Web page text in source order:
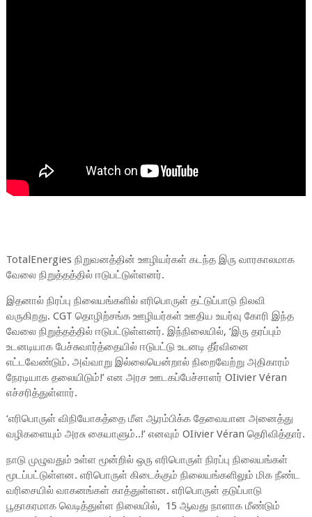
TotalEnergies நிறுவனத்தின் ஊழியர்கள் கடந்த இரு வாரகாலமாக
வேலை நிறுத்தத்தில் ஈடுபட்டுள்ளனர்.
இதனால் நிரப்பு நிலையங்களில் எரிபொருள் தட்டுப்பாடு நிலவி
வருகிறது. CGT தொழிற்சங்க ஊழியர்கள் ஊதிய உயர்வு கோரி இந்த
வேலை நிறுத்தத்தில் ஈடுபட்டுள்ளனர். இந்நிலையில், ‘இரு தரப்பும்
உடனடியாக பேச்சுவார்த்தையில் ஈடுபட்டு உடனடி தீர்வினை
எட்டவேண்டும். அவ்வாறு இல்லையென்றால் நிறைவேற்று அதிகாரம்
நேரடியாக தலையிடும்!’ என அரச ஊடகப்பேச்சாளர் OIivier Véran
எச்சரித்துள்ளார்.
‘எரிபொருள் விநியோகத்தை மீள ஆரம்பிக்க தேவையான அனைத்து
வழிகளையும் அரசு கையாளும்..!’ எனவும் OIivier Véran தெரிவித்தார்.
நாடு முழுவதும் உள்ள மூன்றில் ஒரு எரிபொருள் நிரப்பு நிலையங்கள்
மூடப்பட்டுள்ளன. எரிபொருள் கிடைக்கும் நிலையங்களிலும் மிக நீண்ட
வரிசையில் வாகனங்கள் காத்துள்ளன. எரிபொருள் தடுப்பாடு
பூதாகரமாக வெடித்துள்ள நிலையில், 15 ஆவது நாளாக மீண்டும்